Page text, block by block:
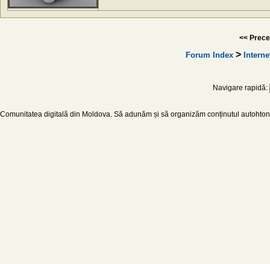
<<
Forum Index >
Navigare rapidă:
Comunitatea digitală din Moldova. Să adunăm și să organizăm conținutul